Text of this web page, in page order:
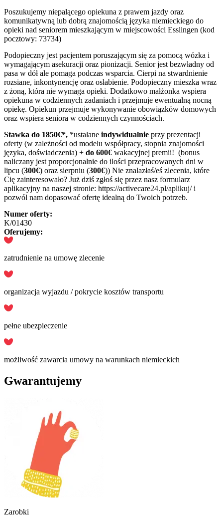
Poszukujemy niepalącego opiekuna z prawem jazdy oraz
komunikatywną lub dobrą znajomością języka niemieckiego do
opieki nad seniorem mieszkającym w miejscowości Esslingen (kod
pocztowy: 73734)
Podopieczny jest pacjentem poruszającym się za pomocą wózka i
wymagającym asekuracji oraz pionizacji. Senior jest bezwładny od
pasa w dół ale pomaga podczas wsparcia. Cierpi na stwardnienie
rozsiane, inkontynencję oraz osłabienie. Podopieczny mieszka wraz
z żoną, która nie wymaga opieki. Dodatkowo małżonka wspiera
opiekuna w codziennych zadaniach i przejmuje ewentualną nocną
opiekę. Opiekun przejmuje wykonywanie obowiązków domowych
oraz wspiera seniora w codziennych czynnościach.
Stawka do 1850€*, *ustalane indywidualnie przy prezentacji
oferty (w zależności od modelu współpracy, stopnia znajomości
języka, doświadczenia) + do 600€ wakacyjnej premii! (bonus
naliczany jest proporcjonalnie do ilości przepracowanych dni w
lipcu (300€) oraz sierpniu (300€)) Nie znalazłaś/eś zlecenia, które
Cię zainteresowało? Już dziś zgłoś się przez nasz formularz
aplikacyjny na naszej stronie: https://activecare24.pl/aplikuj/ i
pozwól nam dopasować ofertę idealną do Twoich potrzeb.
Numer oferty:
K/01430
Oferujemy:
zatrudnienie na umowę zlecenie
organizacja wyjazdu / pokrycie kosztów transportu
pełne ubezpieczenie
możliwość zawarcia umowy na warunkach niemieckich
Gwarantujemy
Zarobki